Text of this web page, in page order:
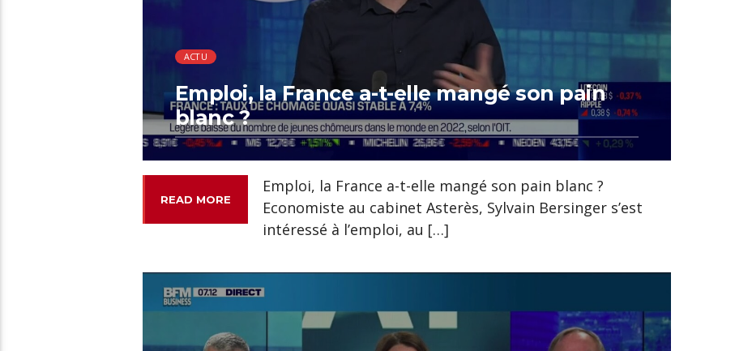
ACTU
Emploi, la France a-t-elle mangé son pain
blanc ?
READ MORE
Emploi, la France a-t-elle mangé son pain blanc ?
Economiste au cabinet Asterès, Sylvain Bersinger s’est
intéressé à l’emploi, au […]